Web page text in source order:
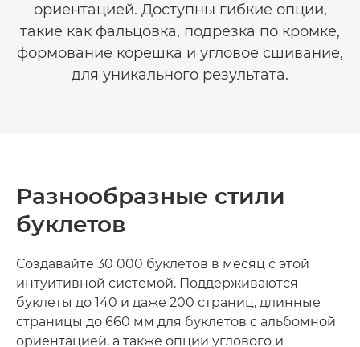
ориентацией. Доступны гибкие опции,
такие как фальцовка, подрезка по кромке,
формование корешка и угловое сшивание,
для уникального результата.
Разнообразные стили
буклетов
Создавайте 30 000 буклетов в месяц с этой
интуитивной системой. Поддерживаются
буклеты до 140 и даже 200 страниц, длинные
страницы до 660 мм для буклетов с альбомной
ориентацией, а также опции углового и